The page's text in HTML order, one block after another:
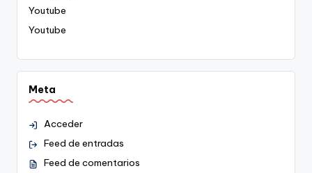
Youtube
Youtube
Meta
Acceder
Feed de entradas
Feed de comentarios